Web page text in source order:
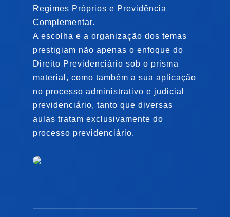
Regimes Próprios e Previdência
Complementar.
A escolha e a organização dos temas
prestigiam não apenas o enfoque do
Direito Previdenciário sob o prisma
material, como também a sua aplicação
no processo administrativo e judicial
previdenciário, tanto que diversas
aulas tratam exclusivamente do
processo previdenciário.